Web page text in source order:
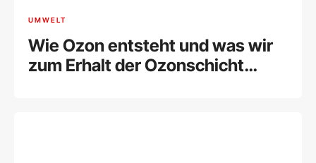
UMWELT
Wie Ozon entsteht und was wir
zum Erhalt der Ozonschicht